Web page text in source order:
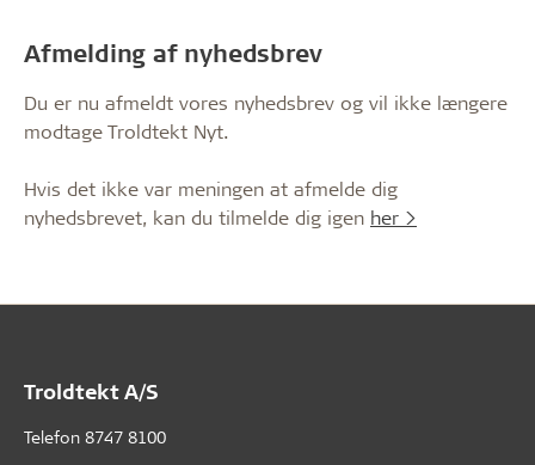
Afmelding af nyhedsbrev
Du er nu afmeldt vores nyhedsbrev og vil ikke længere
modtage Troldtekt Nyt.
Hvis det ikke var meningen at afmelde dig
nyhedsbrevet, kan du tilmelde dig igen her >
Troldtekt A/S
Telefon 8747 8100